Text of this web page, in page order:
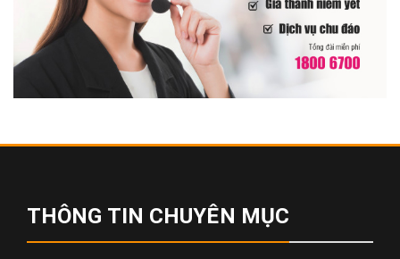
THÔNG TIN CHUYÊN MỤC